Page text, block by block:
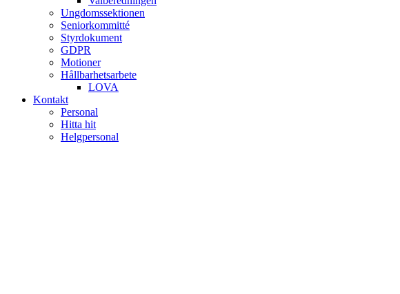
Ungdomssektionen
Seniorkommitté
Styrdokument
GDPR
Motioner
Hållbarhetsarbete
LOVA
Kontakt
Personal
Hitta hit
Helgpersonal